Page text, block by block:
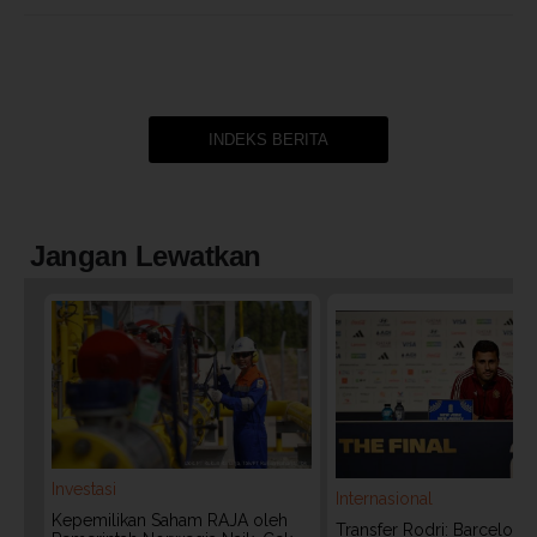
INDEKS BERITA
Jangan Lewatkan
Investasi
Kepemilikan Saham RAJA oleh
Internasional
Transfer Rodri: Barcelona